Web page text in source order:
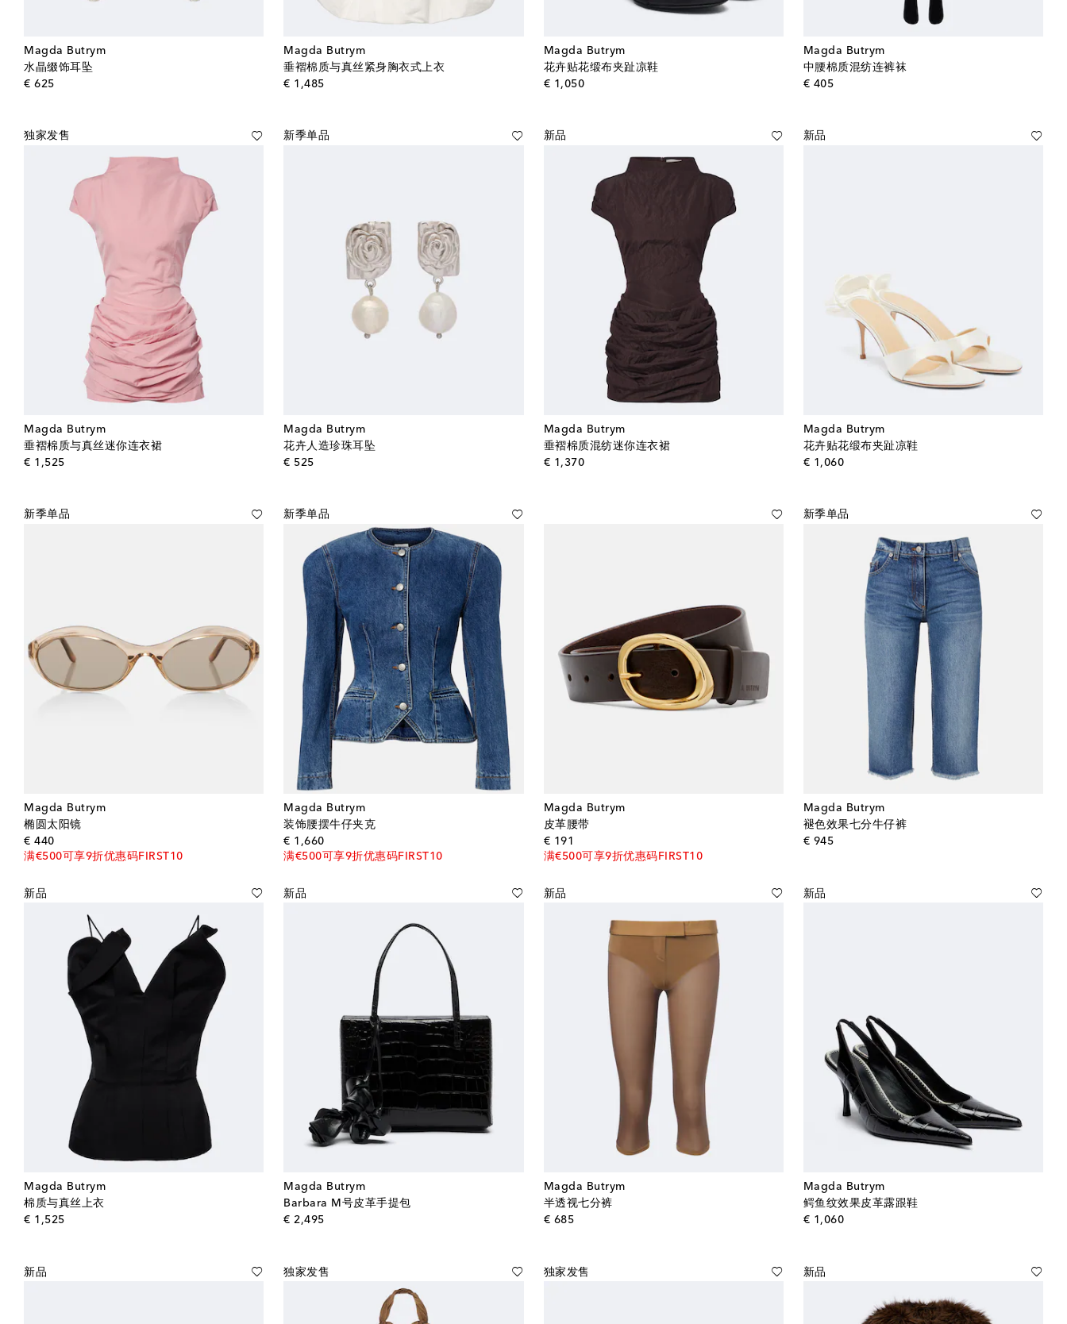
Magda Butrym
水晶缀饰耳坠
€ 625original price
Magda Butrym
垂褶棉质与真丝紧身胸衣式上衣
€ 1,485original price
Magda Butrym
花卉贴花缎布夹趾凉鞋
€ 1,050original price
Magda Butrym
中腰棉质混纺连裤袜
€ 405original price
独家发售
Magda Butrym
垂褶棉质与真丝迷你连衣裙
€ 1,525original price
新季单品
Magda Butrym
花卉人造珍珠耳坠
€ 525original price
新品
Magda Butrym
垂褶棉质混纺迷你连衣裙
€ 1,370original price
新品
Magda Butrym
花卉贴花缎布夹趾凉鞋
€ 1,060original price
新季单品
Magda Butrym
椭圆太阳镜
€ 440original price
满€500可享9折优惠码FIRST10
新季单品
Magda Butrym
装饰腰摆牛仔夹克
€ 1,660original price
满€500可享9折优惠码FIRST10
Magda Butrym
皮革腰带
€ 191
满€500可享9折优惠码FIRST10
新季单品
Magda Butrym
褪色效果七分牛仔裤
€ 945original price
新品
Magda Butrym
棉质与真丝上衣
€ 1,525original price
新品
Magda Butrym
Barbara M号皮革手提包
€ 2,495original price
新品
Magda Butrym
半透视七分裤
€ 685original price
新品
Magda Butrym
鳄鱼纹效果皮革露跟鞋
€ 1,060original price
新品 独家发售 独家发售 新品